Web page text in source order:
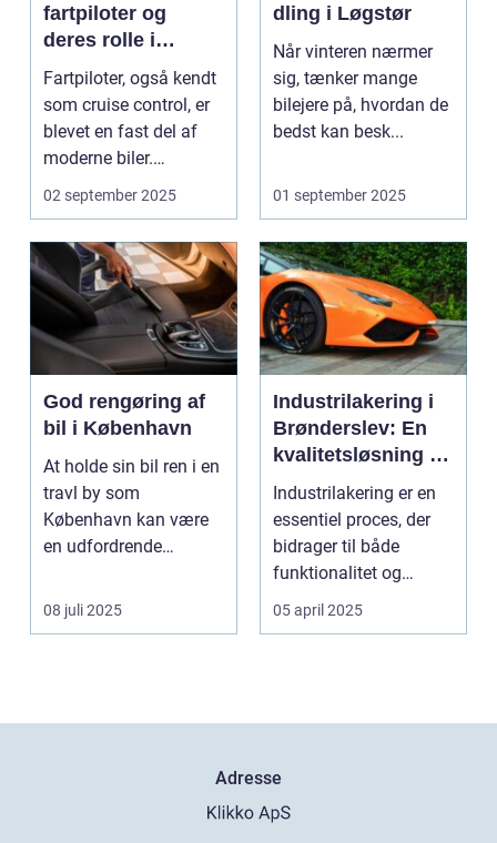
fartpiloter og
deres rolle i
sikkerhed
Fartpiloter, også kendt
som cruise control, er
blevet en fast del af
moderne biler.
Systemet g...
02 september 2025
dling i Løgstør
Når vinteren nærmer
sig, tænker mange
bilejere på, hvordan de
bedst kan besk...
01 september 2025
God rengøring af
bil i København
At holde sin bil ren i en
travl by som
København kan være
en udfordrende
08 juli 2025
Industrilakering i
Brønderslev: En
kvalitetsløsning til
dit næste projekt
Industrilakering er en
essentiel proces, der
bidrager til både
funktionalitet og
æstetik...
05 april 2025
Adresse